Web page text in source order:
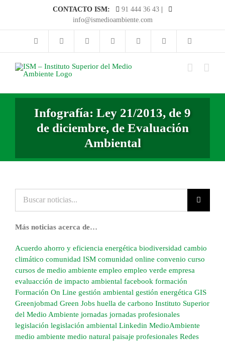
CONTACTO ISM: 91 444 36 43
info@ismedioambiente.com
Infografía: Ley 21/2013, de 9
de diciembre, de Evaluación
Ambiental
noticias...
Más noticias acerca de…
Acuerdo ahorro y eficiencia energética biodiversidad cambio
climático comunidad ISM comunidad online convenio curso
cursos de medio ambiente empleo empleo verde empresa
evaluacción de impacto ambiental facebook formación
Formación On Line gestión ambiental gestión energética GIS
Greenjobmad Green Jobs huella de carbono Instituto Superior
del Medio Ambiente jornadas jornadas profesionales
legislación legislación ambiental Linkedin MedioAmbiente
medio ambiente medio natural paisaje profesionales Redes